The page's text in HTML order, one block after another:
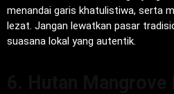
menandai garis khatulistiwa, serta
lezat. Jangan lewatkan pasar
suasana lokal yang autentik.